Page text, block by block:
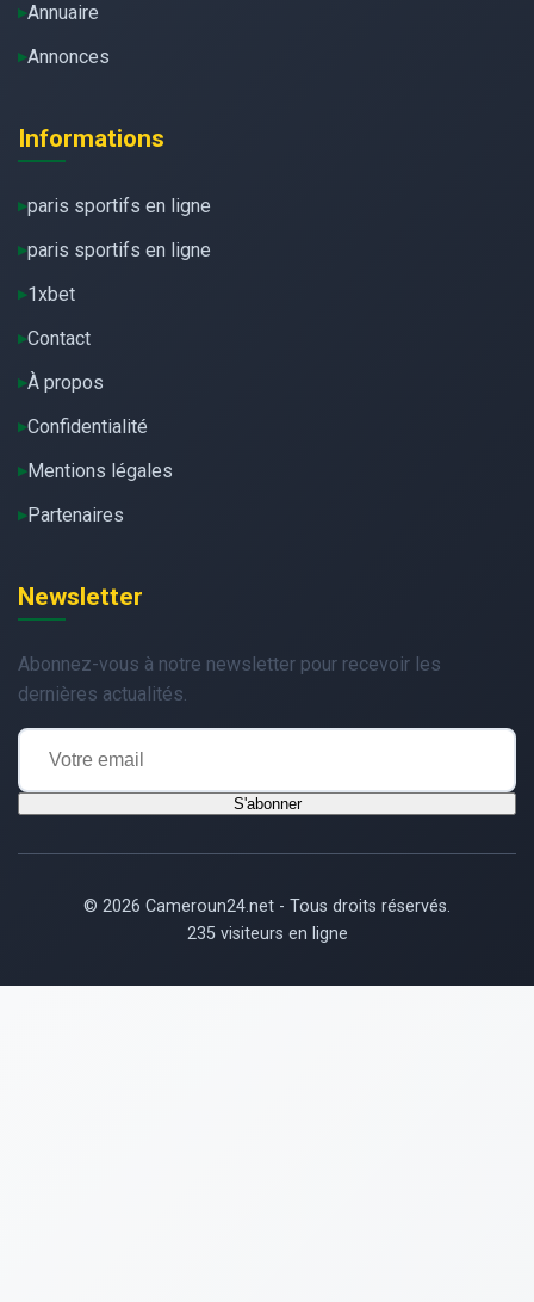
Annuaire
Annonces
Informations
paris sportifs en ligne
paris sportifs en ligne
1xbet
Contact
À propos
Confidentialité
Mentions légales
Partenaires
Newsletter
Abonnez-vous à notre newsletter pour recevoir les
dernières actualités.
S'abonner
© 2026 Cameroun24.net - Tous droits réservés.
235 visiteurs en ligne